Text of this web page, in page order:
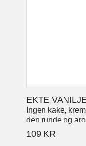
EKTE
Ingen kake,
den runde og
109 KR